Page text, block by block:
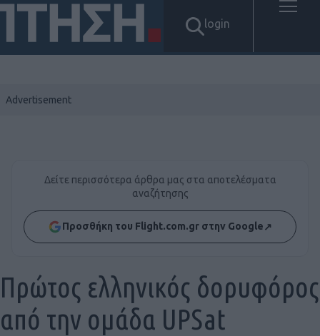
login
Δείτε περισσότερα άρθρα μας στα αποτελέσματα
αναζήτησης
Προσθήκη του Flight.com.gr στην Google↗
Πρώτος ελληνικός δορυφόρος
από την ομάδα UPSat